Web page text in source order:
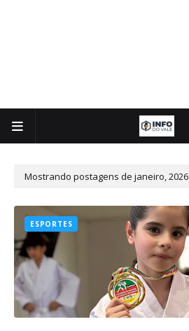
Mostrando postagens de janeiro, 2026
ESPORTES